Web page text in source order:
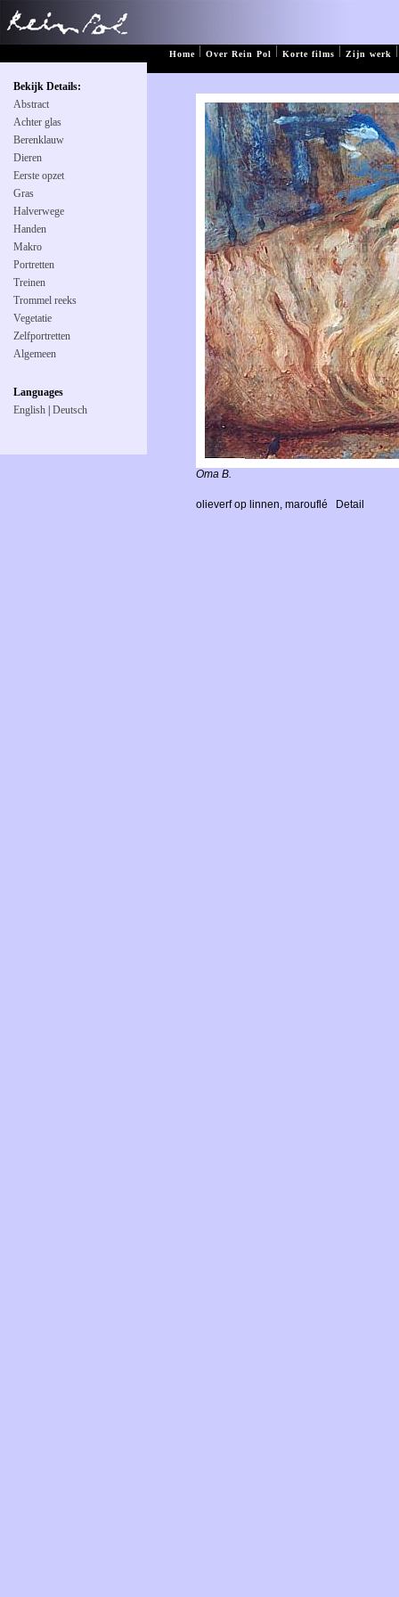
Oma B.
olieverf op linnen, marouflé Detail
Bekijk Details:
Abstract
Achter glas
Berenklauw
Dieren
Eerste opzet
Gras
Halverwege
Handen
Makro
Portretten
Treinen
Trommel reeks
Vegetatie
Zelfportretten
Algemeen
Languages
English Deutsch
Home Over Rein Pol Korte films Zijn werk